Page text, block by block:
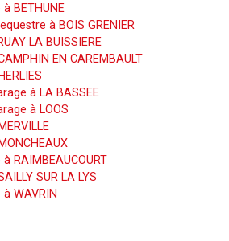
BETHUNE
à BOIS GRENIER
LA BUISSIERE
EN CAREMBAULT
à LA BASSEE
à LOOS
RAIMBEAUCOURT
SUR LA LYS
WAVRIN